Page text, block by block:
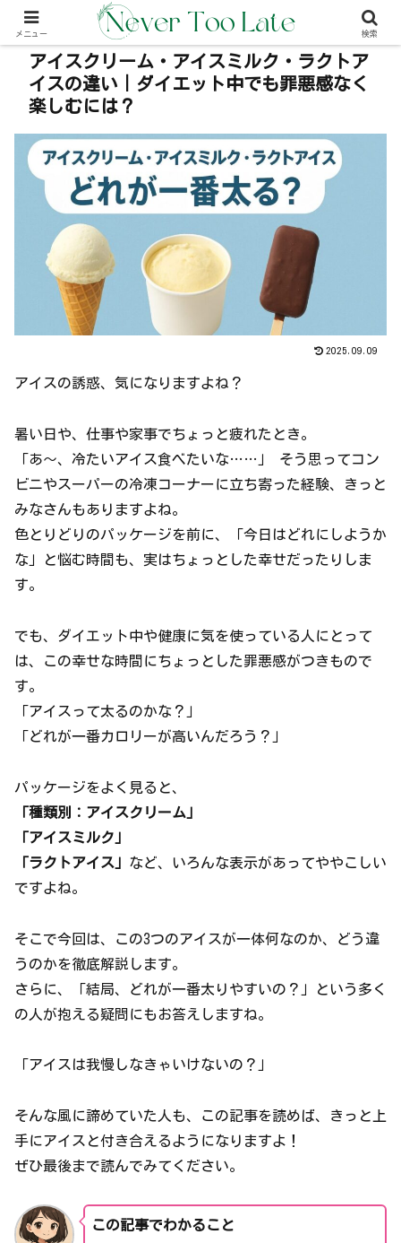
本事内には広告が含む場合があります（PR）
アイスクリーム・アイスミルク・ラクトア
イスの違い｜ダイエット中でも罪悪感なく
楽しむには？
2025.09.09
アイスの誘惑、気になりますよね？
暑い日や、仕事や家事でちょっと疲れたとき。
「あ〜、冷たいアイス食べたいな……」 そう思ってコン
ビニやスーパーの冷凍コーナーに立ち寄った経験、きっと
みなさんもありますよね。
色とりどりのパッケージを前に、「今日はどれにしようか
な」と悩む時間も、実はちょっとした幸せだったりしま
す。
でも、ダイエット中や健康に気を使っている人にとって
は、この幸せな時間にちょっとした罪悪感がつきもので
す。
「アイスって太るのかな？」
「どれが一番カロリーが高いんだろう？」
パッケージをよく見ると、
「種類別：アイスクリーム」
「アイスミルク」
「ラクトアイス」 など、いろんな表示があってややこしい
ですよね。
そこで今回は、この3つのアイスが一体何なのか、どう違
うのかを徹底解説します。
さらに、「結局、どれが一番太りやすいの？」という多く
の人が抱える疑問にもお答えしますね。
「アイスは我慢しなきゃいけないの？」
そんな風に諦めていた人も、この記事を読めば、きっと上
手にアイスと付き合えるようになりますよ！
ぜひ最後まで読んでみてください。
この記事でわかること
メニュー 検索